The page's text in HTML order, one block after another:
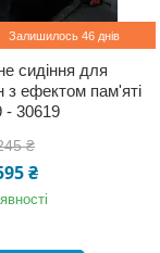
Залишилось 46 днів
сидіння для
з ефектом пам'яті
- 30619
₴
₴